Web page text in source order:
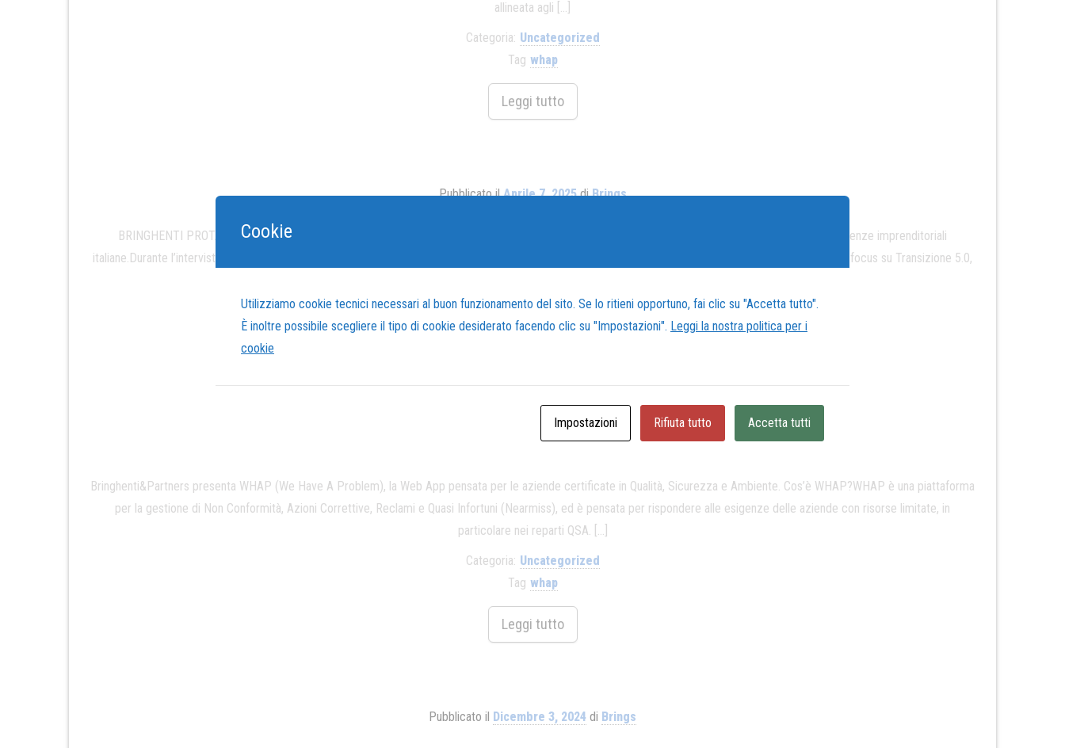
allineata agli […]
Categoria: Uncategorized
Tag whap
Leggi tutto
Pubblicato ilAprile 7, 2025diBrings
BRINGHENTI PROTAGONISTA A STORY TIME! Siamo stati invitati ai microfoni di Story Time, il format radiofonico nazionale che dà voce alle eccellenze imprenditoriali
italiane.Durante l’intervista abbiamo raccontato la nostra visione, le competenze trasversali del nostro team e il nostro approccio al cambiamento, con un focus su Transizione 5.0,
Categoria: Uncategorized
Febbraio 28, 2025diBrings
Bringhenti&Partners presenta WHAP (We Have A Problem), la Web App pensata per le aziende certificate in Qualità, Sicurezza e Ambiente. Cos’è WHAP?WHAP è una piattaforma
per la gestione di Non Conformità, Azioni Correttive, Reclami e Quasi Infortuni (Nearmiss), ed è pensata per rispondere alle esigenze delle aziende con risorse limitate, in
particolare nei reparti QSA. […]
Categoria: Uncategorized
Tag whap
Leggi tutto
Pubblicato il Dicembre 3, 2024 di Brings
Cookie
Utilizziamo cookie tecnici necessari al buon funzionamento del sito. Se lo ritieni opportuno, fai clic su "Accetta tutto".
È inoltre possibile scegliere il tipo di cookie desiderato facendo clic su "Impostazioni". Leggi la nostra politica per i
cookie
Impostazioni Rifiuta tutto Accetta tutti